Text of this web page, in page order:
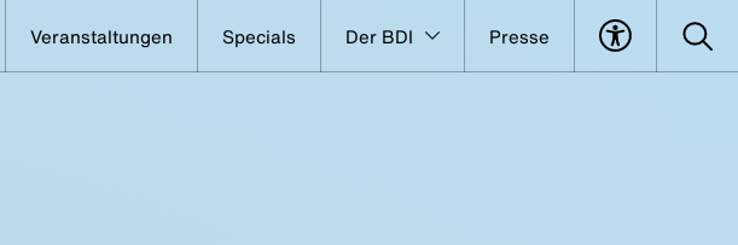
Veranstaltungen Specials Der BDI Presse